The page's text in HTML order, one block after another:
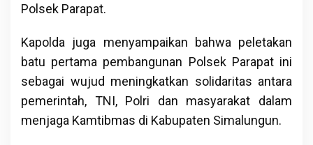
Polsek Parapat.
Kapolda juga menyampaikan bahwa peletakan
batu pertama pembangunan Polsek Parapat ini
sebagai wujud meningkatkan solidaritas antara
pemerintah, TNI, Polri dan masyarakat dalam
menjaga Kamtibmas di Kabupaten Simalungun.